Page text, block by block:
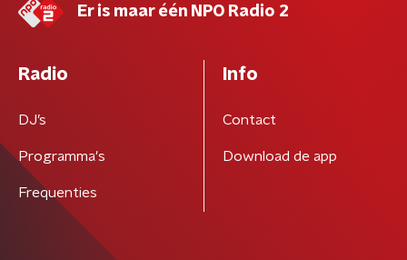
Er is maar één NPO Radio 2
Radio
DJ’s
Programma's
Frequenties
Info
Contact
Download de app